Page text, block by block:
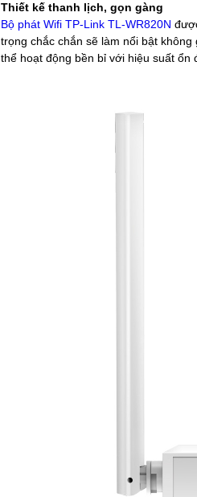
Thiết kế thanh lịch, gọn gàng
Bộ phát Wifi TP-Link TL-WR820N
trọng chắc chắn sẽ làm nổi bật
thể hoạt động bền bỉ với hiệu suất ổn